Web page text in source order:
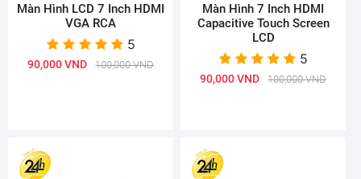
Màn Hình LCD 7 Inch HDMI
VGA RCA
5
90,000 VND 100,000 VND
Màn Hình 7 Inch HDMI
Capacitive Touch Screen
LCD
5
90,000 VND 100,000 VND